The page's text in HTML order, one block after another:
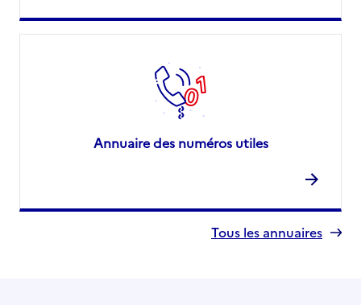
Annuaire des numéros utiles
Tous les annuaires